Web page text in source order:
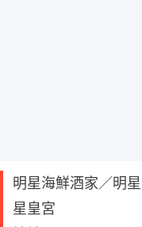
明星海鮮酒家／明
星皇宮